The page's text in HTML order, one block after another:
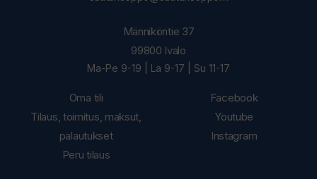
Oma tili
Tilaus, toimitus, maksut,
palautukset
Peru tilaus
Männiköntie 37
99800 Ivalo
Ma-Pe 9-19 | La 9-17 | Su 11-17
Facebook
Youtube
Instagram